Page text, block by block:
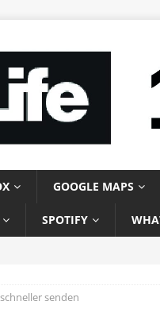
GOOGLE MAPS
SPOTIFY
senden